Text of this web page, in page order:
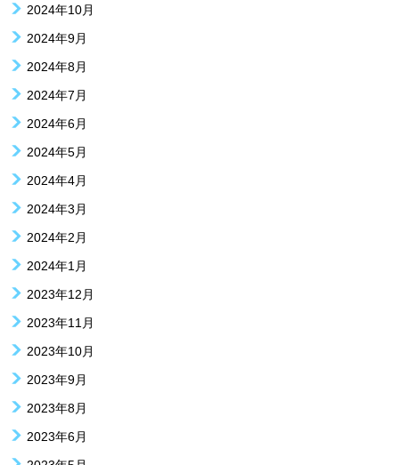
2024年10月
2024年9月
2024年8月
2024年7月
2024年6月
2024年5月
2024年4月
2024年3月
2024年2月
2024年1月
2023年12月
2023年11月
2023年10月
2023年9月
2023年8月
2023年6月